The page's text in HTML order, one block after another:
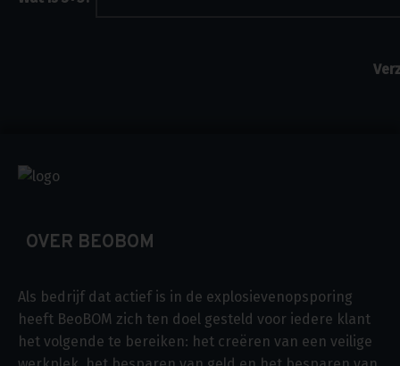
OVER BEOBOM
Als bedrijf dat actief is in de explosievenopsporing
heeft BeoBOM zich ten doel gesteld voor iedere klant
het volgende te bereiken: het creëren van een veilige